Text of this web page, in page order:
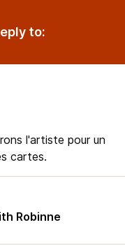
to:
l'artiste pour un
cartes.
Robinne